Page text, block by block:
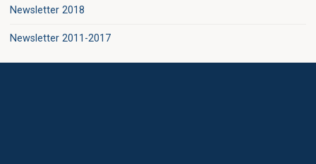
Newsletter 2018
Newsletter 2011-2017